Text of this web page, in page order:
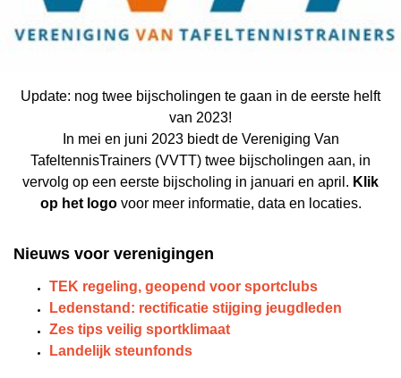
Update: nog twee bijscholingen te gaan in de eerste helft
van 2023!
In mei en juni 2023 biedt de Vereniging Van
TafeltennisTrainers (VVTT) twee bijscholingen aan, in
vervolg op een eerste bijscholing in januari en april. Klik
op het logovoor meer informatie, data en locaties.
Nieuws voor verenigingen
TEK regeling, geopend voor sportclubs
Ledenstand: rectificatie stijging jeugdleden
Zes tips veilig sportklimaat
Landelijk steunfonds